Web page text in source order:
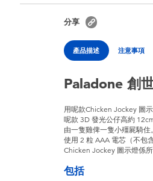
分享
產品描述 注意事項
Paladone 創
用呢款Chicken Jockey 圖
呢款 3D 發光公仔高約
由一隻雞俾一隻小殭屍騎住
使用 2 粒 AAA 電芯（不包
Chicken Jockey 圖示燈係
包括